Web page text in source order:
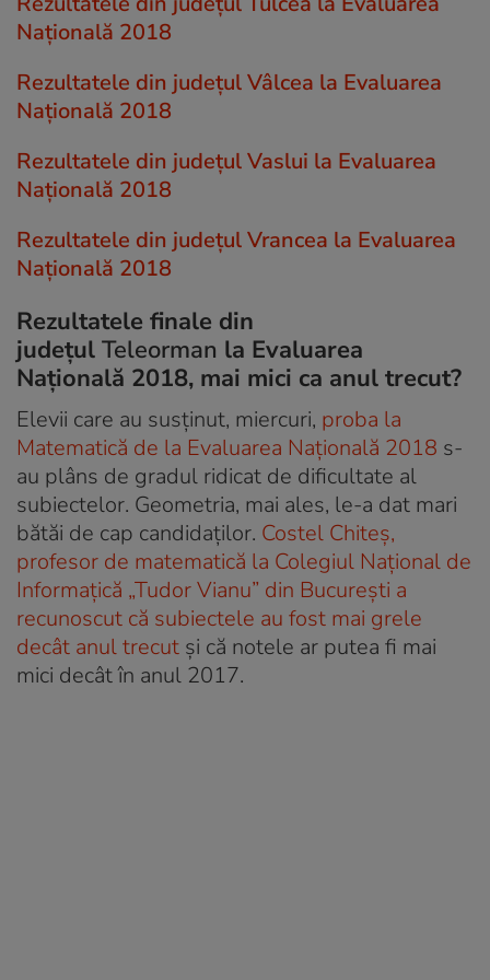
Națională 2018
Rezultatele din județul Vâlcea la Evaluarea
Națională 2018
Rezultatele din județul Vaslui la Evaluarea
Națională 2018
Rezultatele din județul Vrancea la Evaluarea
Națională 2018
Rezultatele finale din
județul Teleorman la Evaluarea
Națională 2018, mai mici ca anul trecut?
Elevii care au susținut, miercuri, proba la
Matematică de la Evaluarea Națională 2018 s-
au plâns de gradul ridicat de dificultate al
subiectelor. Geometria, mai ales, le-a dat mari
bătăi de cap candidaților. Costel Chiteș,
profesor de matematică la Colegiul Național de
Informațică „Tudor Vianu” din București a
recunoscut că subiectele au fost mai grele
decât anul trecut și că notele ar putea fi mai
mici decât în anul 2017.